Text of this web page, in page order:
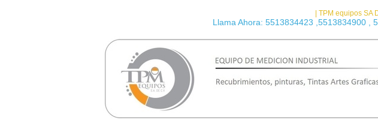
| TPM equipos SA
Llama Ahora: 5513834423 ,5513834900 ,